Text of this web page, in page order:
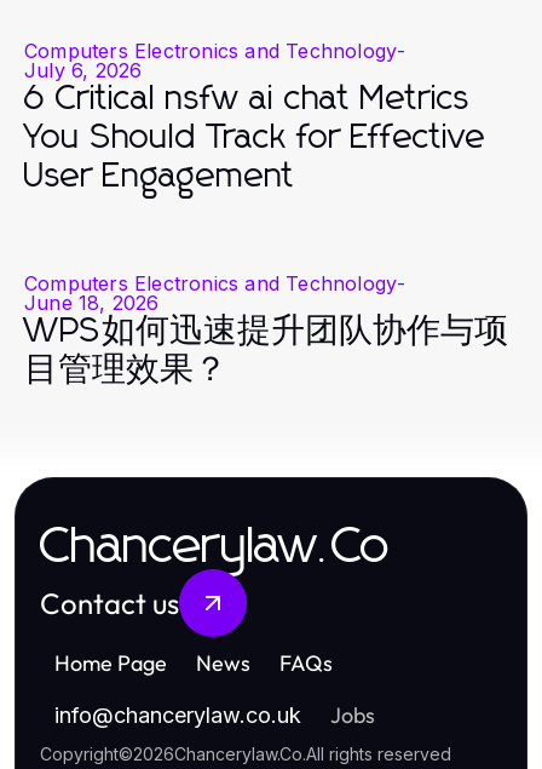
Computers Electronics and Technology-
July 6, 2026
6 Critical nsfw ai chat Metrics
You Should Track for Effective
User Engagement
Computers Electronics and Technology-
June 18, 2026
WPS如何迅速提升团队协作与项
目管理效果？
Chancerylaw.Co
Contact us
Home Page News FAQs
info@chancerylaw.co.uk Jobs
Copyright©2026Chancerylaw.Co.All rights reserved